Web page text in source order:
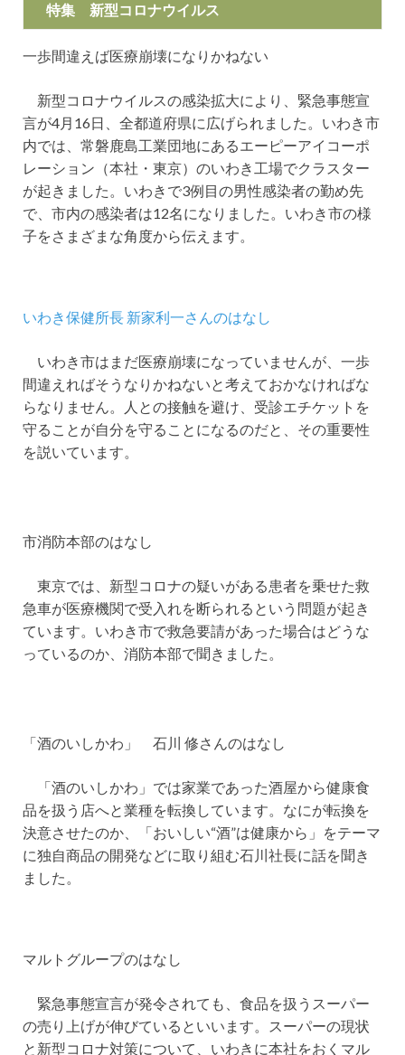
特集 新型コロナウイルス
一歩間違えば医療崩壊になりかねない
新型コロナウイルスの感染拡大により、緊急事態宣
言が4月16日、全都道府県に広げられました。いわき市
内では、常磐鹿島工業団地にあるエーピーアイコーポ
レーション（本社・東京）のいわき工場でクラスター
が起きました。いわきで3例目の男性感染者の勤め先
で、市内の感染者は12名になりました。いわき市の様
子をさまざまな角度から伝えます。
いわき保健所長 新家利一さんのはなし
いわき市はまだ医療崩壊になっていませんが、一歩
間違えればそうなりかねないと考えておかなければな
らなりません。人との接触を避け、受診エチケットを
守ることが自分を守ることになるのだと、その重要性
を説いています。
市消防本部のはなし
東京では、新型コロナの疑いがある患者を乗せた救
急車が医療機関で受入れを断られるという問題が起き
ています。いわき市で救急要請があった場合はどうな
っているのか、消防本部で聞きました。
「酒のいしかわ」 石川 修さんのはなし
「酒のいしかわ」では家業であった酒屋から健康食
品を扱う店へと業種を転換しています。なにが転換を
決意させたのか、「おいしい“酒”は健康から」をテーマ
に独自商品の開発などに取り組む石川社長に話を聞き
ました。
マルトグループのはなし
緊急事態宣言が発令されても、食品を扱うスーパー
の売り上げが伸びているといいます。スーパーの現状
と新型コロナ対策について、いわきに本社をおくマル